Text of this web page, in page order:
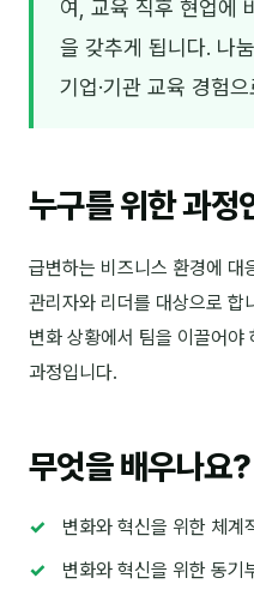
김휘
노준영
박혜랑
오미영
윤석현
이옥겸
이인우
여, 교육 직후 현업에
을 갖추게 됩니다. 나
기업·기관 교육 경험
누구를 위한 과정
급변하는 비즈니스 환경에 대
관리자와 리더를 대상으로 합
변화 상황에서 팀을 이끌어야
과정입니다.
무엇을 배우나요?
변화와 혁신을 위한 체계
변화와 혁신을 위한 동기